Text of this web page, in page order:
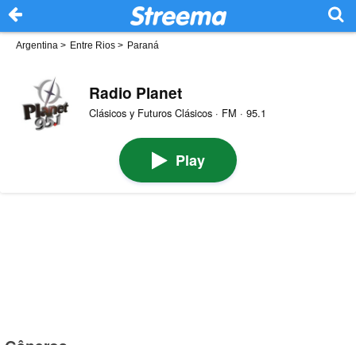
Argentina > Entre Rios > Paraná
Radio Planet
Clásicos y Futuros Clásicos · FM · 95.1
Play